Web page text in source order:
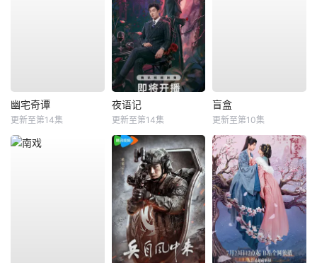
幽宅奇谭
更新至第14集
夜语记
更新至第14集
盲盒
更新至第10集